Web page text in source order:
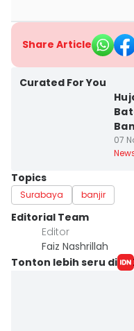
Share Article
Curated For You
07
Topics
Surabaya banjir
Editorial Team
Editor
Faiz Nashrillah
Tonton lebih seru di